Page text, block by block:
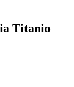
Titanio